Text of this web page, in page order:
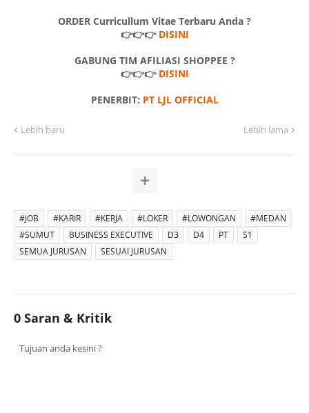
ORDER Curricullum Vitae Terbaru Anda ?
👉👉👉 DISINI
GABUNG TIM AFILIASI SHOPPEE ?
👉👉👉 DISINI
PENERBIT: PT LJL OFFICIAL
Lebih baru Lebih lama
#JOB #KARIR #KERJA #LOKER #LOWONGAN
#MEDAN
#SUMUT
BUSINESS EXECUTIVE D3 D4 PT
S1
SEMUA JURUSAN
SESUAI JURUSAN
0 Saran & Kritik
Tujuan anda kesini ?